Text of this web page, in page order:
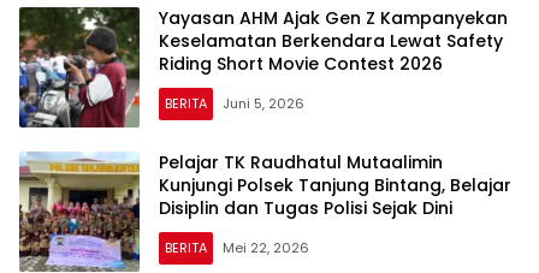
Yayasan AHM Ajak Gen Z Kampanyekan
Keselamatan Berkendara Lewat Safety
Riding Short Movie Contest 2026
BERITA Juni 5, 2026
Pelajar TK Raudhatul Mutaalimin
Kunjungi Polsek Tanjung Bintang, Belajar
Disiplin dan Tugas Polisi Sejak Dini
BERITA Mei 22, 2026